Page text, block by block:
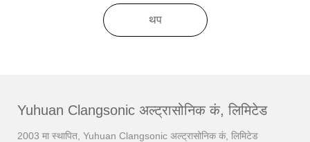
थप
Yuhuan Clangsonic अल्ट्रासोनिक कं, लिमिटेड
2003 मा स्थापित, Yuhuan Clangsonic अल्ट्रासोनिक कं, लिमिटेड